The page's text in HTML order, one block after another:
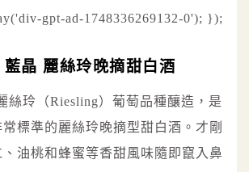
gpt-ad-1748336269132-0'); });
晶 麗絲玲晚摘甜白酒
絲玲（Riesling）葡萄品種釀造，是
標準的麗絲玲晚摘型甜白酒。才剛
油桃和蜂蜜等香甜風味隨即竄入鼻